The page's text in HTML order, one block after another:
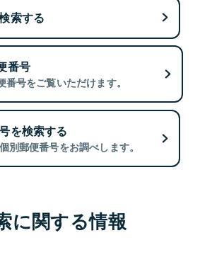
索する
番号
号をご覧いただけます。
を検索する
別郵便番号をお調べします。
に関する情報